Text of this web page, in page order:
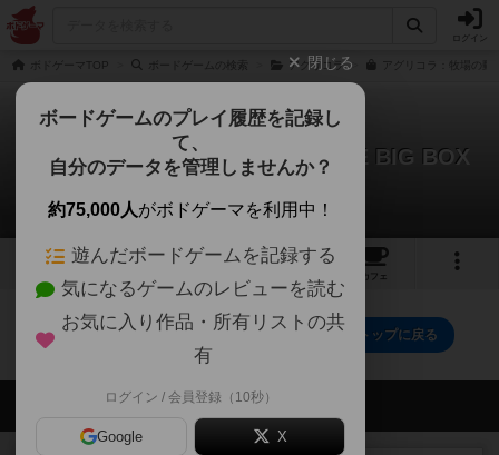
ログイン
ボドゲーマTOP アグリコラ アグリコラ：牧場の
アグリコラ：牧場の動物たち THE BIG BOX
0件の動画
8 16
カフェ
アグリコラ：牧場の動物たち THE BIG BOXのトップに戻る
会員の新しい投稿
閉じる
ボードゲームのプレイ履歴を記録し
て、
自分のデータを管理しませんか？
約75,000人がボドゲーマを利用中！
遊んだボードゲームを記録する
気になるゲームのレビューを読む
お気に入り作品・所有リストの共
有
ログイン / 会員登録（10秒）
Google X